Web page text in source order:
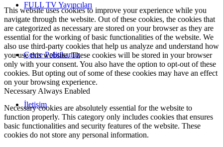
FULL TV Yayıncıları
Çevre Politikamız
İletişim
This website uses cookies to improve your experience while you
navigate through the website. Out of these cookies, the cookies that
are categorized as necessary are stored on your browser as they are
essential for the working of basic functionalities of the website. We
also use third-party cookies that help us analyze and understand how
you use this website. These cookies will be stored in your browser
only with your consent. You also have the option to opt-out of these
cookies. But opting out of some of these cookies may have an effect
on your browsing experience.
Necessary Always Enabled
Necessary cookies are absolutely essential for the website to
function properly. This category only includes cookies that ensures
basic functionalities and security features of the website. These
cookies do not store any personal information.